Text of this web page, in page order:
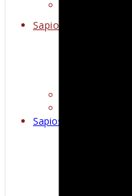
Sapioseksueel
Sapioseksueel